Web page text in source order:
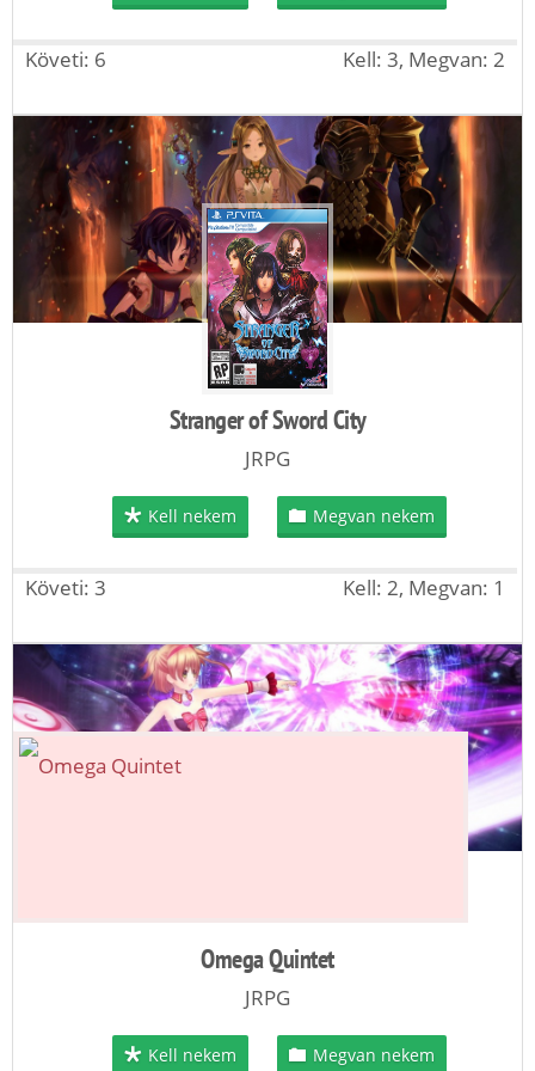
Követi: 6 Kell: 3, Megvan: 2
Stranger of Sword City
JRPG
Kell nekem Megvan nekem
Követi: 3 Kell: 2, Megvan: 1
Omega Quintet
JRPG
Kell nekem Megvan nekem